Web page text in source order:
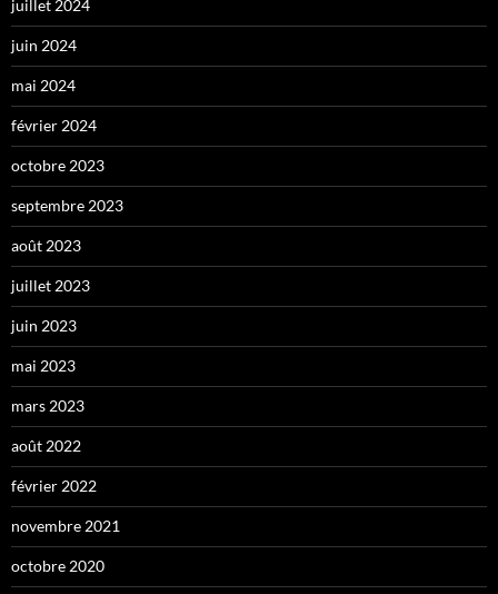
juillet 2024
juin 2024
mai 2024
février 2024
octobre 2023
septembre 2023
août 2023
juillet 2023
juin 2023
mai 2023
mars 2023
août 2022
février 2022
novembre 2021
octobre 2020